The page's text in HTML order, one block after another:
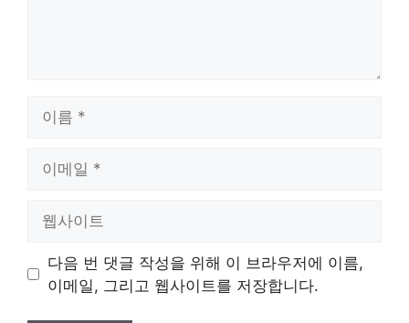
트
다음 번 댓글 작성을 위해 이 브라우저에 이름,
이메일, 그리고 웹사이트를 저장합니다.